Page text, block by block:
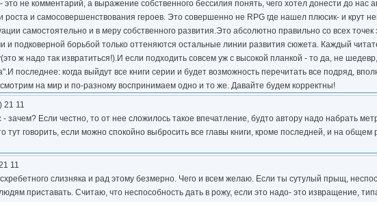
не комментарий, а выражение собственного бессилия понять, чего хотел донести до нас
роста и самосовершенствования героев. Это совершенно не RPG где нашел плюсик- и крут
самостоятельно и в меру собственного развития.Это абсолютно правильно со всех точек
и подковерной борьбой только оттеняются остальные линии развития сюжета. Каждый
ж надо так извратиться!).И если подходить совсем уж с высокой планкой - то да, не
последнее: когда выйдут все книги серии и будет возможность перечитать все подряд,
на мир и по-разному воспринимаем одно и то же. Давайте будем корректны!
) 21 11
- зачем? Если честно, то от нее сложилось такое впечатление, будто автору надо набрать
говорить, если можно спокойно выбросить все главы книги, кроме последней, и на общем
11
слизняка и рад этому безмерно. Чего и всем желаю. Если ты сутулый прыщ,
приставать. Считаю, что неспособность дать в рожу, если это надо- это извращение,